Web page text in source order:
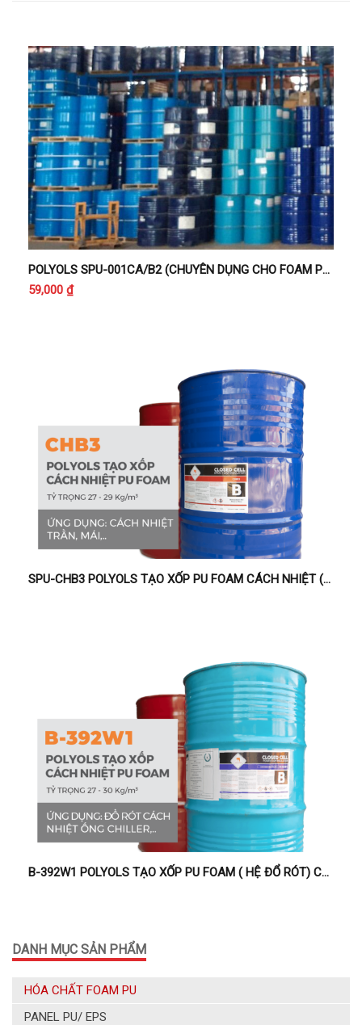
POLYOLS SPU-001CA/B2 (CHUYÊN DỤNG CHO FOAM PU HỆ PHUN CÁCH ÂM CHỐNG CHÁY CẤP B2)
59,000 ₫
SPU-CHB3 POLYOLS TẠO XỐP PU FOAM CÁCH NHIỆT (TRẦN, MÁI)
B-392W1 POLYOLS TẠO XỐP PU FOAM ( HỆ ĐỔ RÓT) CÁCH NHIỆT ĐƯỜNG ỐNG CHILLER
DANH MỤC SẢN PHẨM
HÓA CHẤT FOAM PU
PANEL PU/ EPS